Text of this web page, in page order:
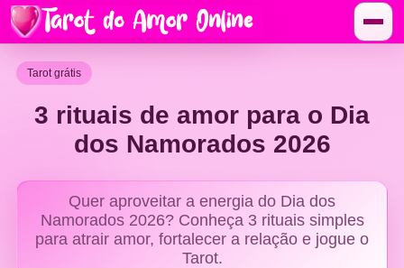
Tarot grátis
3 rituais de amor para o Dia
dos Namorados 2026
Quer aproveitar a energia do Dia dos
Namorados 2026? Conheça 3 rituais simples
para atrair amor, fortalecer a relação e jogue o
Tarot.